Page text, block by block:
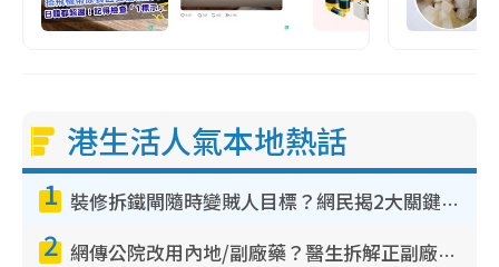
港生活人氣本地熱話
1 裝修拆鐵閘隨時變賊人目標？網民揭2大關鍵用途：裝新式等於白裝？附新舊鐵閘分別
2 網傳公院改用內地/副廠藥？醫生拆解正副廠分別 揭4類人換藥隨時出事